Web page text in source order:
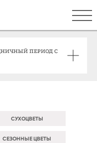
ПЕРИОД С
СЕЗОННЫЕ ЦВЕТЫ
СУХОЦВЕТЫ